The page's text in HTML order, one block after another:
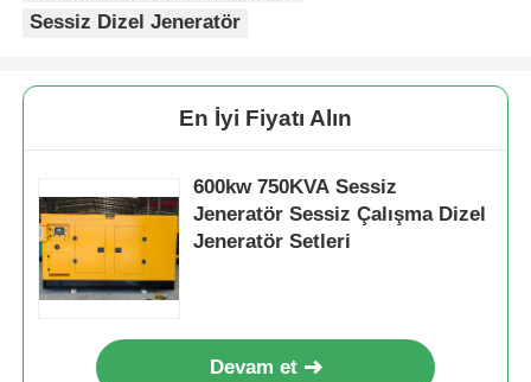
Sessiz Dizel Jeneratör
En İyi Fiyatı Alın
600kw 750KVA Sessiz
Jeneratör Sessiz Çalışma Dizel
Jeneratör Setleri
Devam et